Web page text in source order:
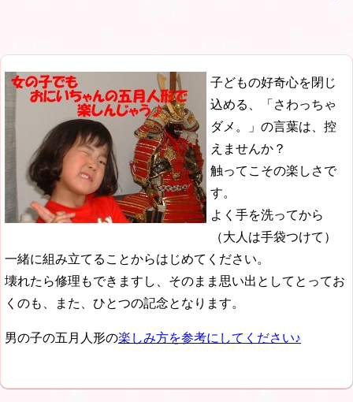
子どもの好奇心を閉じ
込める、「さわっちゃ
ダメ。」の言葉は、控
えませんか？
触ってこその楽しさで
す。
よく手を洗ってから
（大人は手袋つけて）
一緒に組み立てることからはじめてください。
壊れたら修理もできますし、そのまま思い出としてとってお
くのも、また、ひとつの記念となります。
男の子の五月人形の楽しみ方を参考にしてください♪